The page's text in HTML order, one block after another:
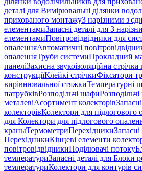
деталі для Вимірювальні ділянки
прихованого монтажуЗ нарізними
елементамиЗапасні деталі для З
елементамиПовітровідвідники для
опаленняАвтоматичні
опаленняТруби системиПрокладний
панеліЗахисна звукоізоляційна
конструкціїКлейкі стрічкиФіксатори
вирівнювальної стяжкиТемпературні
патрубківРозподільчі шафи
металевіАсортимент колекторів
колекторівКолектори для підлогового
для Колектори для підлогового
краныТермометриПерехідникиЗапасні
ПерехідникиКінцеві елементи
повітровідвідникиПоділювачі потоку
температуриЗапасні деталі для Блоки
температуриКолектори для контурів